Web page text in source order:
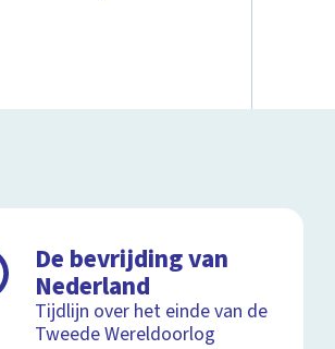
De bevrijding van
Nederland
Tijdlijn over het einde van de
Tweede Wereldoorlog